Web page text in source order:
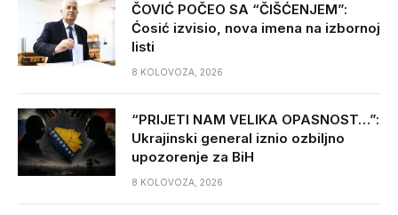
ČOVIĆ POČEO SA “ČIŠĆENJEM”:
Ćosić izvisio, nova imena na izbornoj
listi
8 KOLOVOZA, 2026
“PRIJETI NAM VELIKA OPASNOST…”:
Ukrajinski general iznio ozbiljno
upozorenje za BiH
8 KOLOVOZA, 2026